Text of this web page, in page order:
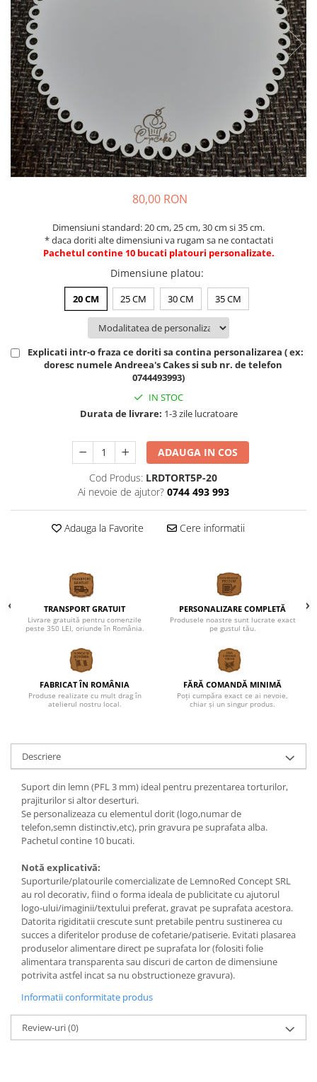
Decoratiuni Craciun
Pachete cadou Craciun
Paste
Decoratiuni Paste
Valentines Day
Cadouri indragostiti
1-8 Martie
Scoala/Absolvire
80,00 RON
Dimensiuni standard: 20 cm, 25 cm, 30 cm si 35 cm.
* daca doriti alte dimensiuni va rugam sa ne contactati
Pachetul contine 10 bucati platouri personalizate.
Dimensiune platou:
20 CM 25 CM 30 CM 35 CM
Explicati intr-o fraza ce doriti sa contina personalizarea ( ex:
doresc numele Andreea's Cakes si sub nr. de telefon
0744493993)
IN STOC
Durata de livrare: 1-3 zile lucratoare
ADAUGA IN COS
Cod Produs: LRDTORT5P-20
Ai nevoie de ajutor? 0744 493 993
Adauga la Favorite Cere informatii
TRANSPORT GRATUIT
Livrare gratuită pentru comenzile
peste 350 LEI, oriunde în România.
PERSONALIZARE COMPLETĂ
Produsele noastre sunt lucrate exact
pe gustul tău.
FABRICAT ÎN ROMÂNIA
Produse realizate cu mult drag în
atelierul nostru local.
FĂRĂ COMANDĂ MINIMĂ
Poți cumpăra exact ce ai nevoie,
chiar și un singur produs.
Descriere
Suport din lemn (PFL 3 mm) ideal pentru prezentarea torturilor,
prajiturilor si altor deserturi.
Se personalizeaza cu elementul dorit (logo,numar de
telefon,semn distinctiv,etc), prin gravura pe suprafata alba.
Pachetul contine 10 bucati.
Notă explicativă:
Suporturile/platourile comercializate de LemnoRed Concept SRL
au rol decorativ, fiind o forma ideala de publicitate cu ajutorul
logo-ului/imaginii/textului preferat, gravat pe suprafata acestora.
Datorita rigiditatii crescute sunt pretabile pentru sustinerea cu
succes a diferitelor produse de cofetarie/patiserie. Evitati plasarea
produselor alimentare direct pe suprafata lor (folositi folie
alimentara transparenta sau discuri de carton de dimensiune
potrivita astfel incat sa nu obstructioneze gravura).
Informatii conformitate produs
Review-uri(0)